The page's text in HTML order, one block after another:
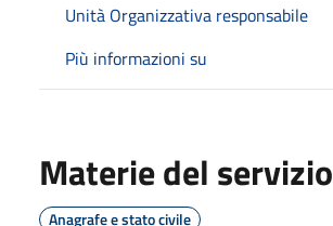
Unità Organizzativa responsabile
Più informazioni su
Materie del servizio
Anagrafe e stato civile